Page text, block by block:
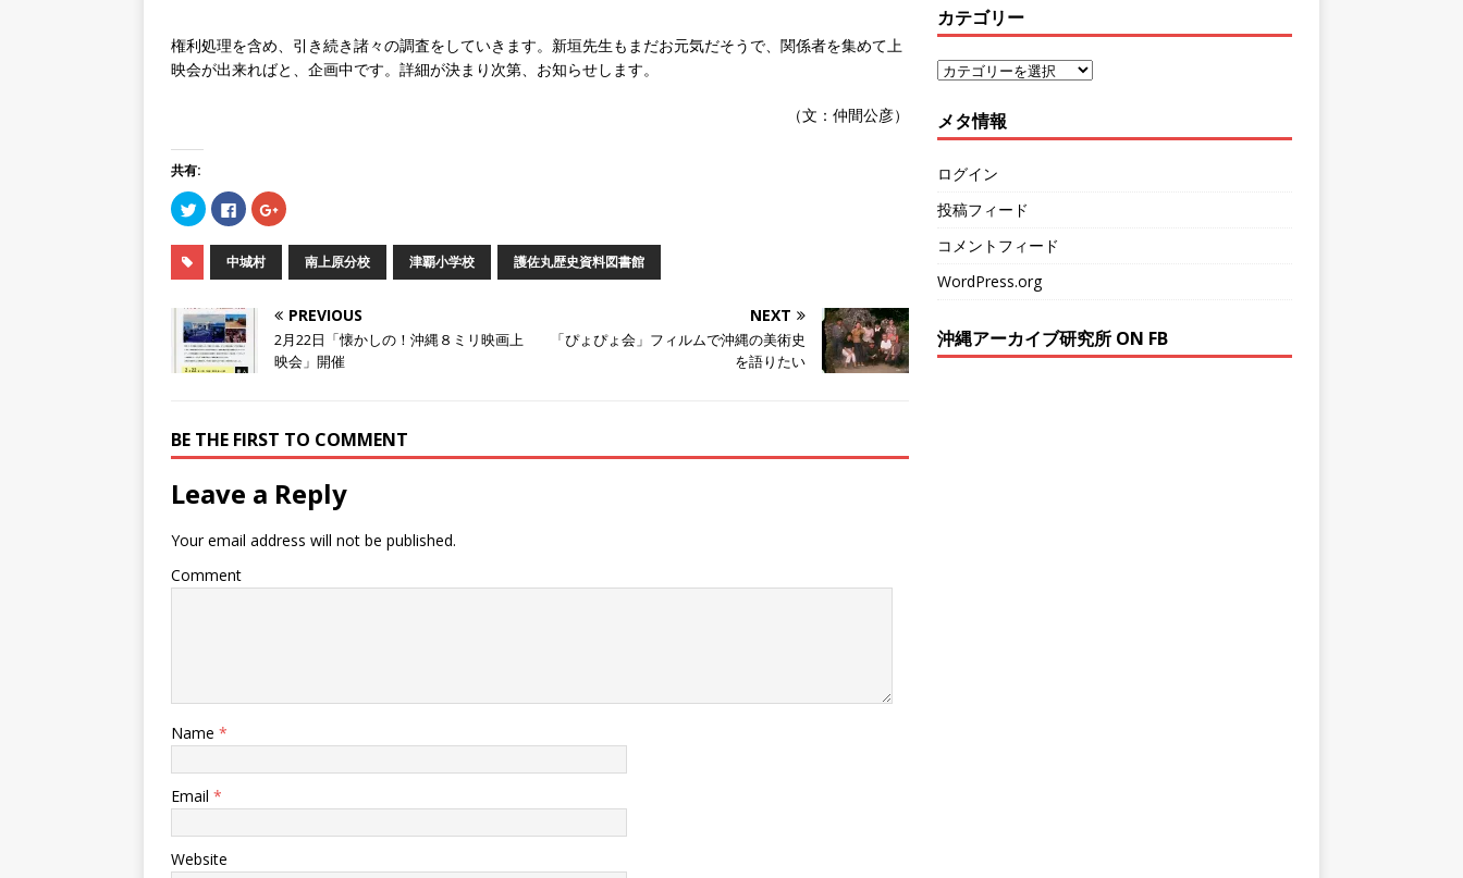
権利処理を含め、引き続き諸々の調査をしていきます。新垣先生もまだお元気だそうで、関係者を集めて上
映会が出来ればと、企画中です。詳細が決まり次第、お知らせします。
（文：仲間公彦）
共有:
ク
リ
ク
T
i
t
t
e
r
で
し
い
ン
ド
開
ま
す
F
a
e
b
o
o
で
共
有
す
る
に
ク
し
だ
さ
(
新
い
ウ
す
ク
リ
ク
G
o
g
l
e
+
で
し
い
ン
ド
開
す
中城村 南上原分校 津覇小学校 護佐丸歴史資料図書館
PREVIOUS
2月22日「懐かしの！沖縄８ミリ映画上
映会」開催
NEXT
「ぴょぴょ会」フィルムで沖縄の美術史
を語りたい
BE THE FIRST TO COMMENT
Leave a Reply
Your email address will not be published.
Comment
Name *
Email *
Website
カテゴリー
メタ情報
ログイン
投稿フィード
コメントフィード
WordPress.org
沖縄アーカイブ研究所 ON FB